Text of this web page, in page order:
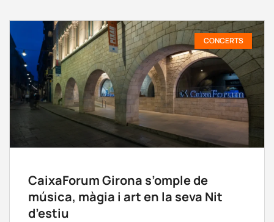
CONCERTS
CaixaForum Girona s’omple de
música, màgia i art en la seva Nit
d’estiu